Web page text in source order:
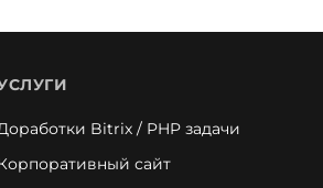
Bitrix / PHP задачи
сайт